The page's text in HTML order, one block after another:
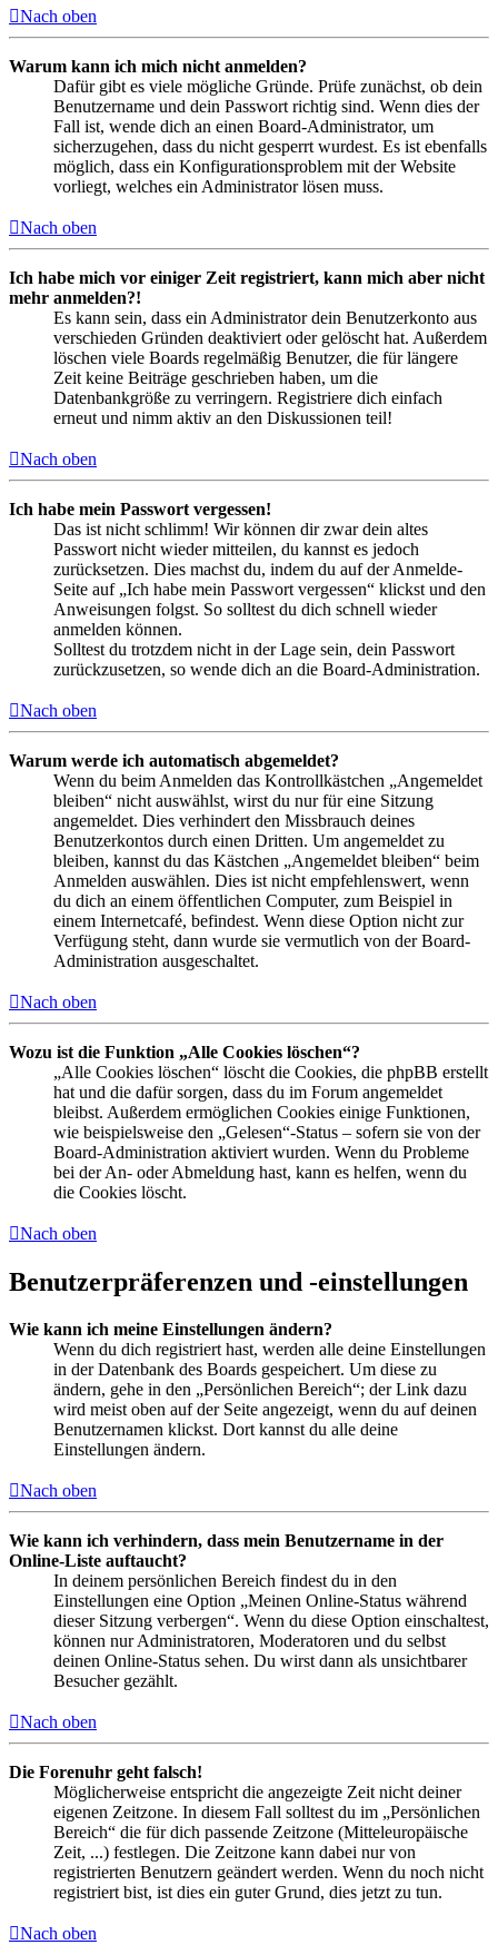
Nach oben
Warum kann ich mich nicht anmelden?
Dafür gibt es viele mögliche Gründe. Prüfe zunächst, ob dein
Benutzername und dein Passwort richtig sind. Wenn dies der
Fall ist, wende dich an einen Board-Administrator, um
sicherzugehen, dass du nicht gesperrt wurdest. Es ist ebenfalls
möglich, dass ein Konfigurationsproblem mit der Website
vorliegt, welches ein Administrator lösen muss.
Nach oben
Ich habe mich vor einiger Zeit registriert, kann mich aber nicht
mehr anmelden?!
Es kann sein, dass ein Administrator dein Benutzerkonto aus
verschieden Gründen deaktiviert oder gelöscht hat. Außerdem
löschen viele Boards regelmäßig Benutzer, die für längere
Zeit keine Beiträge geschrieben haben, um die
Datenbankgröße zu verringern. Registriere dich einfach
erneut und nimm aktiv an den Diskussionen teil!
Nach oben
Ich habe mein Passwort vergessen!
Das ist nicht schlimm! Wir können dir zwar dein altes
Passwort nicht wieder mitteilen, du kannst es jedoch
zurücksetzen. Dies machst du, indem du auf der Anmelde-
Seite auf „Ich habe mein Passwort vergessen“ klickst und den
Anweisungen folgst. So solltest du dich schnell wieder
anmelden können.
Solltest du trotzdem nicht in der Lage sein, dein Passwort
zurückzusetzen, so wende dich an die Board-Administration.
Nach oben
Warum werde ich automatisch abgemeldet?
Wenn du beim Anmelden das Kontrollkästchen „Angemeldet
bleiben“ nicht auswählst, wirst du nur für eine Sitzung
angemeldet. Dies verhindert den Missbrauch deines
Benutzerkontos durch einen Dritten. Um angemeldet zu
bleiben, kannst du das Kästchen „Angemeldet bleiben“ beim
Anmelden auswählen. Dies ist nicht empfehlenswert, wenn
du dich an einem öffentlichen Computer, zum Beispiel in
einem Internetcafé, befindest. Wenn diese Option nicht zur
Verfügung steht, dann wurde sie vermutlich von der Board-
Administration ausgeschaltet.
Nach oben
Wozu ist die Funktion „Alle Cookies löschen“?
„Alle Cookies löschen“ löscht die Cookies, die phpBB erstellt
hat und die dafür sorgen, dass du im Forum angemeldet
bleibst. Außerdem ermöglichen Cookies einige Funktionen,
wie beispielsweise den „Gelesen“-Status – sofern sie von der
Board-Administration aktiviert wurden. Wenn du Probleme
bei der An- oder Abmeldung hast, kann es helfen, wenn du
die Cookies löscht.
Nach oben
Benutzerpräferenzen und -einstellungen
Wie kann ich meine Einstellungen ändern?
Wenn du dich registriert hast, werden alle deine Einstellungen
in der Datenbank des Boards gespeichert. Um diese zu
ändern, gehe in den „Persönlichen Bereich“; der Link dazu
wird meist oben auf der Seite angezeigt, wenn du auf deinen
Benutzernamen klickst. Dort kannst du alle deine
Einstellungen ändern.
Nach oben
Wie kann ich verhindern, dass mein Benutzername in der
Online-Liste auftaucht?
In deinem persönlichen Bereich findest du in den
Einstellungen eine Option „Meinen Online-Status während
dieser Sitzung verbergen“. Wenn du diese Option einschaltest,
können nur Administratoren, Moderatoren und du selbst
deinen Online-Status sehen. Du wirst dann als unsichtbarer
Besucher gezählt.
Nach oben
Die Forenuhr geht falsch!
Möglicherweise entspricht die angezeigte Zeit nicht deiner
eigenen Zeitzone. In diesem Fall solltest du im „Persönlichen
Bereich“ die für dich passende Zeitzone (Mitteleuropäische
Zeit, ...) festlegen. Die Zeitzone kann dabei nur von
registrierten Benutzern geändert werden. Wenn du noch nicht
registriert bist, ist dies ein guter Grund, dies jetzt zu tun.
Nach oben